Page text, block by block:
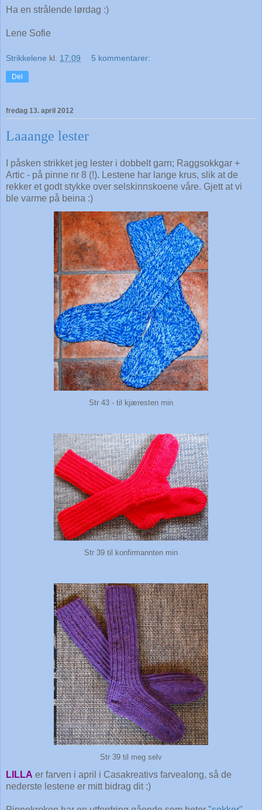
Ha en strålende lørdag :)
Lene Sofie
Strikkelene kl. 17:09 5 kommentarer:
Del
fredag 13. april 2012
Laaange lester
I påsken strikket jeg lester i dobbelt garn; Raggsokkgar +
Artic - på pinne nr 8 (!). Lestene har lange krus, slik at de
rekker et godt stykke over selskinnskoene våre. Gjett at vi
ble varme på beina :)
Str 43 - til kjæresten min
Str 39 til konfirmannten min
Str 39 til meg selv
LILLA er farven i april i Casakreativs farvealong, så de
nederste lestene er mitt bidrag dit :)